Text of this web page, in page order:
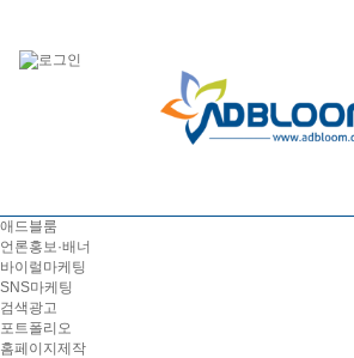
애드블룸
언론홍보·배너
바이럴마케팅
SNS마케팅
검색광고
포트폴리오
홈페이지제작